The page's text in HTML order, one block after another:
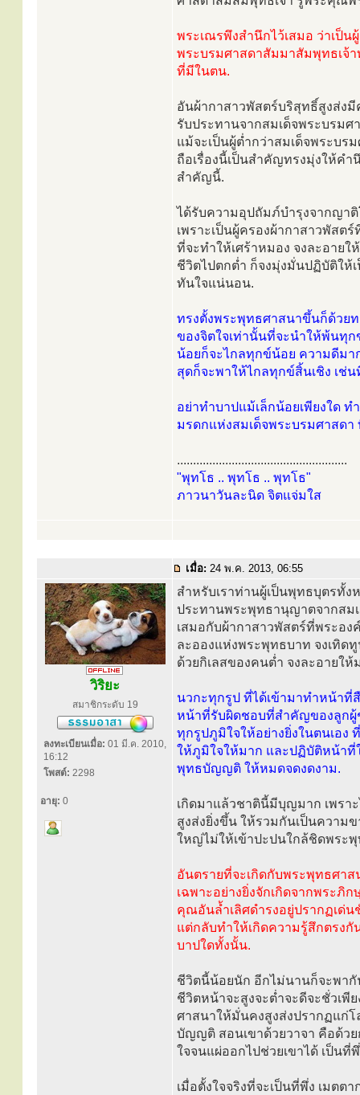
พระเณรพึงสำนึกไว้เสมอ ว่าเป็
พระบรมศาสดาสัมมาสัมพุทธเจ้า
ที่มีในตน.
อันผ้ากาสาวพัสตร์บริสุทธิ์สูงส่ง
รับประทานจากสมเด็จพระบรม
แม้จะเป็นผู้ต่ำกว่าสมเด็จพระบร
ถือเรื่องนี้เป็นสำคัญทรงมุ่งให้ค
สำคัญนี้.
ได้รับความอุปถัมภ์บำรุงจากญา
เพราะเป็นผู้ครองผ้ากาสาวพัสต
ที่จะทำให้เศร้าหมอง จงละอายใ
ชีวิตไปตกต่ำ ก็จงมุ่งมั่นปฏิบัติให้
ทันใจแน่นอน.
ทรงตั้งพระพุทธศาสนาขึ้นก็ด้วย
ของจิตใจเท่านั้นที่จะนำให้พ้นทุ
น้อยก็จะไกลทุกข์น้อย ความดีมา
สุดก็จะพาให้ไกลทุกข์สิ้นเชิง เช่
อย่าทำบาปแม้เล็กน้อยเพียงใด
มรดกแห่งสมเด็จพระบรมศาสด
.....................................................
"พุทโธ .. พุทโธ .. พุทโธ"
ภาวนาวันละนิด จิตแจ่มใส
เมื่อ: 24 พ.ค. 2013, 06:55
วิริยะ
สมาชิกระดับ 19
ลงทะเบียนเมื่อ: 01 มี.ค. 2010,
16:12
โพสต์: 2298
อายุ: 0
สำหรับเราท่านผู้เป็นพุทธบุตรทั้ง
ประทานพระพุทธานุญาตจากสม
เสมอกับผ้ากาสาวพัสตร์ที่พระอง
ละอองแห่งพระพุทธบาท จงเทิด
ด้วยกิเลสของคนต่ำ จงละอายให้
นวกะทุกรูป ที่ได้เข้ามาทำหน้าที่
หน้าที่รับผิดชอบที่สำคัญของลูกผู้
ทุกรูปภูมิใจให้อย่างยิ่งในตนเอ
ให้ภูมิใจให้มาก และปฏิบัติหน้าที่
พุทธบัญญติ ให้หมดจดงดงาม.
เกิดมาแล้วชาตินี้มีบุญมาก เพรา
สูงส่งยิ่งขึ้น ให้รวมกันเป็นความ
ใหญ่ไม่ให้เข้าปะปนใกล้ชิดพระ
อันตรายที่จะเกิดกับพระพุทธศา
เฉพาะอย่างยิ่งจักเกิดจากพระ
คุณอันล้ำเลิศดำรงอยู่ปรากฏเด่
แต่กลับทำให้เกิดความรู้สึกตรง
บาปใดทั้งนั้น.
ชีวิตนี้น้อยนัก อีกไม่นานก็จะพา
ชีวิตหน้าจะสูงจะต่ำจะดีจะชั่วเ
ศาสนาให้มั่นคงสูงส่งปรากฏแก่
บัญญติ สอนเขาด้วยวาจา คือด้ว
ใจจนแผ่ออกไปช่วยเขาได้ เป็นที่
เมื่อตั้งใจจริงที่จะเป็นที่พึ่ง เมตต